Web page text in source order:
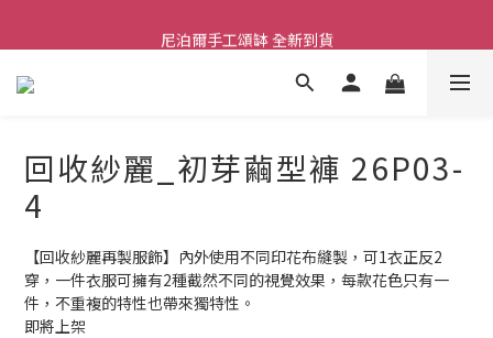
2026  春夏服飾 全新系列到貨
回收紗麗_初芽繭型褲 26P03-
4
【回收紗麗再製服飾】內外使用不同印花布縫製，可1衣正反2
穿，一件衣服可擁有2種截然不同的視覺效果，每款花色只有一
件，不重複的特性也帶來獨特性。
即將上架